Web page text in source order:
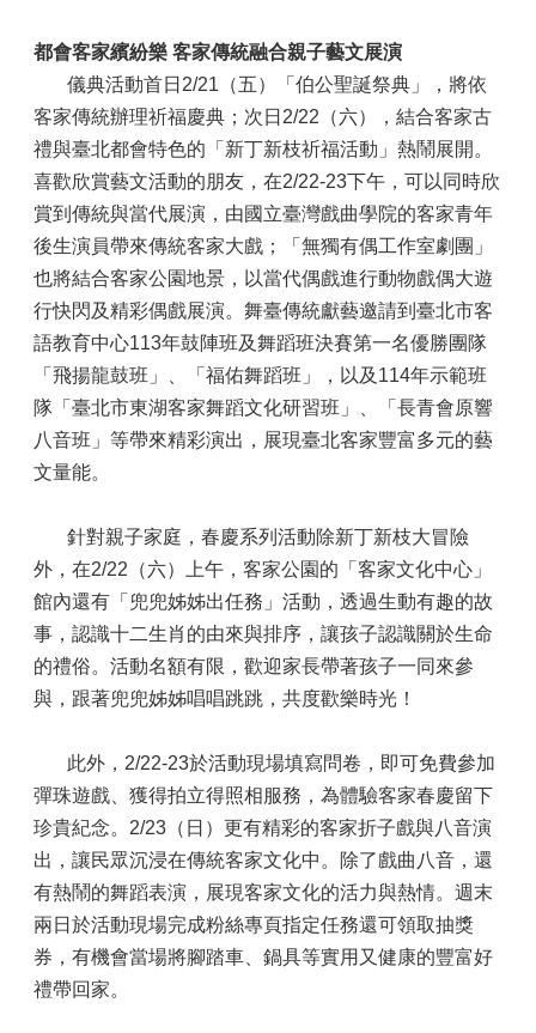
都會客家繽紛樂 客家傳統融合親子藝文展演
儀典活動首日2/21（五）「伯公聖誕祭典」，將依
客家傳統辦理祈福慶典；次日2/22（六），結合客家古
禮與臺北都會特色的「新丁新枝祈福活動」熱鬧展開。
喜歡欣賞藝文活動的朋友，在2/22-23下午，可以同時欣
賞到傳統與當代展演，由國立臺灣戲曲學院的客家青年
後生演員帶來傳統客家大戲；「無獨有偶工作室劇團」
也將結合客家公園地景，以當代偶戲進行動物戲偶大遊
行快閃及精彩偶戲展演。舞臺傳統獻藝邀請到臺北市客
語教育中心113年鼓陣班及舞蹈班決賽第一名優勝團隊
「飛揚龍鼓班」、「福佑舞蹈班」，以及114年示範班
隊「臺北市東湖客家舞蹈文化研習班」、「長青會原響
八音班」等帶來精彩演出，展現臺北客家豐富多元的藝
文量能。
針對親子家庭，春慶系列活動除新丁新枝大冒險
外，在2/22（六）上午，客家公園的「客家文化中心」
館內還有「兜兜姊姊出任務」活動，透過生動有趣的故
事，認識十二生肖的由來與排序，讓孩子認識關於生命
的禮俗。活動名額有限，歡迎家長帶著孩子一同來參
與，跟著兜兜姊姊唱唱跳跳，共度歡樂時光！
此外，2/22-23於活動現場填寫問卷，即可免費參加
彈珠遊戲、獲得拍立得照相服務，為體驗客家春慶留下
珍貴紀念。2/23（日）更有精彩的客家折子戲與八音演
出，讓民眾沉浸在傳統客家文化中。除了戲曲八音，還
有熱鬧的舞蹈表演，展現客家文化的活力與熱情。週末
兩日於活動現場完成粉絲專頁指定任務還可領取抽獎
券，有機會當場將腳踏車、鍋具等實用又健康的豐富好
禮帶回家。